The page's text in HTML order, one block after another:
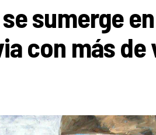
sumerge
con más